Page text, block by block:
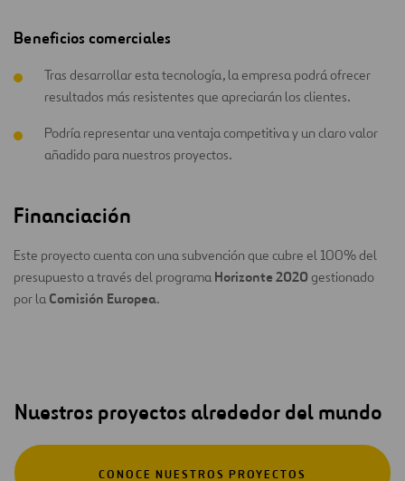
Beneficios comerciales
Tras desarrollar esta tecnología, la empresa podrá ofrecer
resultados más resistentes que apreciarán los clientes.
Podría representar una ventaja competitiva y un claro valor
añadido para nuestros proyectos.
Financiación
Este proyecto cuenta con una subvención que cubre el 100% del
presupuesto a través del programa Horizonte 2020 gestionado
por la Comisión Europea.
Nuestros proyectos alrededor del mundo
CONOCE NUESTROS PROYECTOS